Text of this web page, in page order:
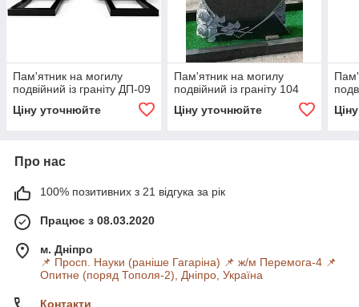
Пам'ятник на могилу
подвійний із граніту ДП-09
Ціну уточнюйте
Пам'ятник на могилу
подвійний із граніту 104
Ціну уточнюйте
Про нас
100% позитивних з 21 відгука за рік
Працює з 08.03.2020
м. Дніпро
📌 Просп. Науки (раніше Гагаріна) 📌 ж/м Перемога-4 📌
Опитне (поряд Тополя-2), Дніпро, Україна
Контакти